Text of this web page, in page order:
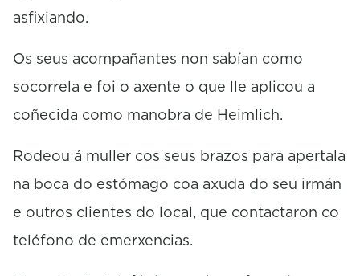
asfixiando.
Os seus acompañantes non sabían como
socorrela e foi o axente o que lle aplicou a
coñecida como manobra de Heimlich.
Rodeou á muller cos seus brazos para apertala
na boca do estómago coa axuda do seu irmán
e outros clientes do local, que contactaron co
teléfono de emerxencias.